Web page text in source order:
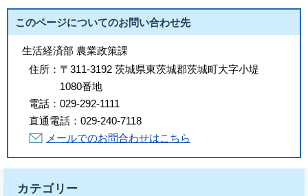
このページについてのお問い合わせ先
生活経済部 農業政策課
住所： 〒311-3192 茨城県東茨城郡茨城町大字小堤
1080番地
電話： 029-292-1111
直通電話： 029-240-7118
メールでのお問合わせはこちら
カテゴリー